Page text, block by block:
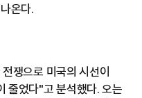
온다.
쟁으로 미국의 시선이
줄었다"고 분석했다. 오는